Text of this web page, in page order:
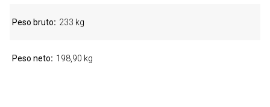
Peso bruto 233 kg
Peso neto 198,90 kg